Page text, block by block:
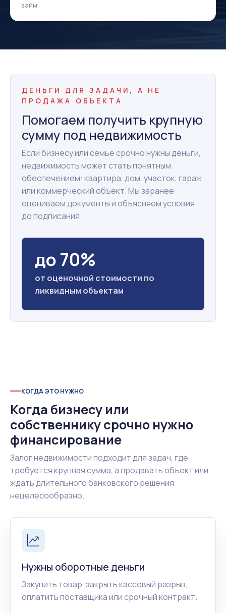
займ.
ДЕНЬГИ ДЛЯ ЗАДАЧИ, А НЕ
ПРОДАЖА ОБЪЕКТА
Помогаем получить крупную
сумму под недвижимость
Если бизнесу или семье срочно нужны деньги,
недвижимость может стать понятным
обеспечением: квартира, дом, участок, гараж
или коммерческий объект. Мы заранее
оцениваем документы и объясняем условия
до подписания.
до 70%
от оценочной стоимости по
ликвидным объектам
КОГДА ЭТО НУЖНО
Когда бизнесу или
собственнику срочно нужно
финансирование
Залог недвижимости подходит для задач, где
требуется крупная сумма, а продавать объект или
ждать длительного банковского решения
нецелесообразно.
Нужны оборотные деньги
Закупить товар, закрыть кассовый разрыв,
оплатить поставщика или срочный контракт.